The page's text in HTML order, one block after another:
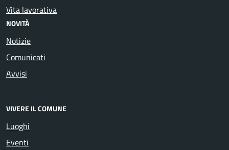
Vita lavorativa
NOVITÀ
Notizie
Comunicati
Avvisi
VIVERE IL COMUNE
Luoghi
Eventi